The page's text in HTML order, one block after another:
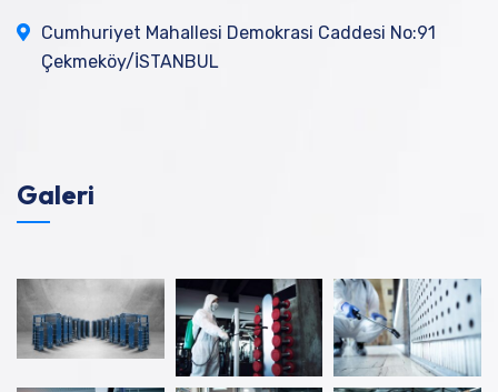
Cumhuriyet Mahallesi Demokrasi Caddesi No:91
Çekmeköy/İSTANBUL
Galeri